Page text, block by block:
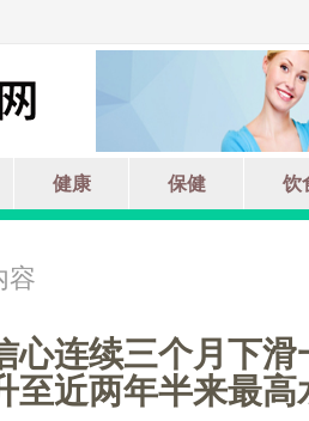
健康 保健 饮
容
心连续三个月下
至近两年半来最高